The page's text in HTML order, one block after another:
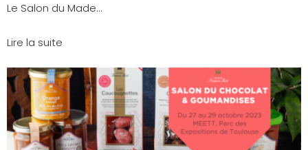
Le Salon du Made...
Lire la suite